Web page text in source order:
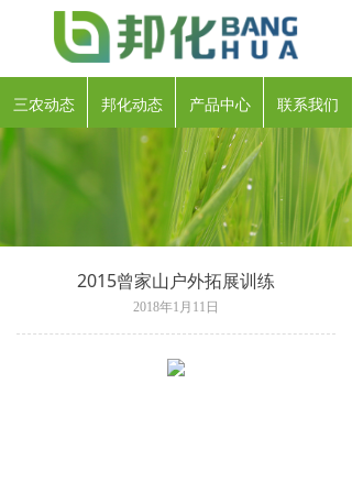
三农动态 邦化动态 产品中心 联系我们
2015曾家山户外拓展训练
2018年1月11日